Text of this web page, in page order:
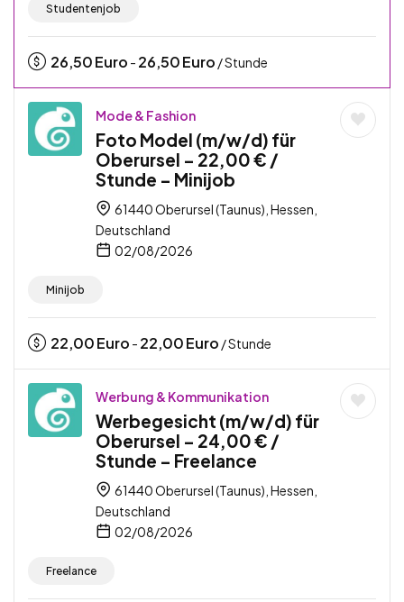
Studentenjob
26,50Euro - 26,50Euro / Stunde
Mode & Fashion
Foto Model (m/w/d) für
Oberursel – 22,00 € /
Stunde – Minijob
61440 Oberursel (Taunus), Hessen,
Deutschland
02/08/2026
Minijob
22,00Euro - 22,00Euro / Stunde
Werbung & Kommunikation
Werbegesicht (m/w/d) für
Oberursel – 24,00 € /
Stunde – Freelance
61440 Oberursel (Taunus), Hessen,
Deutschland
02/08/2026
Freelance